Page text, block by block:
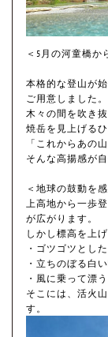
＜5月の河童橋か
本格的な登山が
ご用意しました。
木々の間を吹き
焼岳を見上げるひ
「これからあの
そんな高揚感が
＜地球の鼓動を
上高地から一歩
が広がります。
しかし標高を上
・ゴツゴツとした
・立ちのぼる白い
・風に乗って漂
そこには、活火
す。